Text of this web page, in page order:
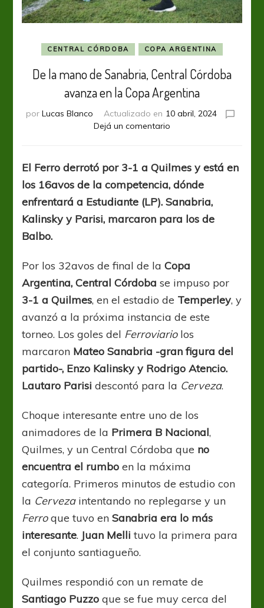
CENTRAL CÓRDOBA COPA ARGENTINA
De la mano de Sanabria, Central Córdoba
avanza en la Copa Argentina
por Lucas Blanco Actualizado en 10 abril, 2024
Dejá un comentario
mano
de
Sanabria,
Central
Córdoba
avanza
Copa
Argentina
El Ferro derrotó por 3-1 a Quilmes y está en
los 16avos de la competencia, dónde
enfrentará a Estudiante (LP). Sanabria,
Kalinsky y Parisi, marcaron para los de
Balbo.
Por los 32avos de final de laCopa
Argentina, Central Córdobase impuso por
3-1 a Quilmes, en el estadio de Temperley, y
avanzó a la próxima instancia de este
torneo. Los goles del Ferroviariolos
marcaron Mateo Sanabria -gran figura del
partido-, Enzo Kalinsky y Rodrigo Atencio.
Lautaro Parisi descontó para la Cerveza.
Choque interesante entre uno de los
animadores de la Primera B Nacional,
Quilmes, y un Central Córdoba que no
encuentra el rumbo en la máxima
categoría. Primeros minutos de estudio con
la Cervezaintentando no replegarse y un
Ferroque tuvo enSanabria era lo más
interesante. Juan Melli tuvo la primera para
el conjunto santiagueño.
Quilmes respondió con un remate de
Santiago Puzzo que se fue muy cerca del